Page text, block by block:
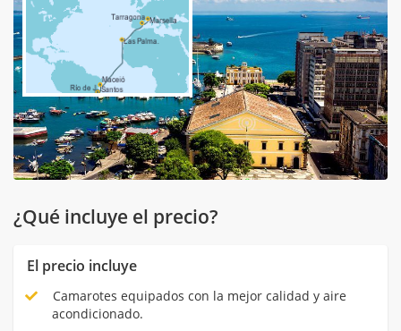
¿Qué incluye el precio?
El precio incluye
Camarotes equipados con la mejor calidad y aire
acondicionado.